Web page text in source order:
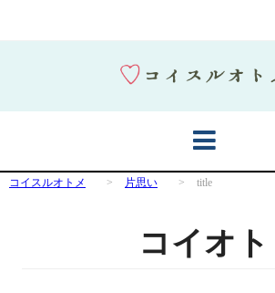
コイスルオトメ > 片思い > title
コイオト